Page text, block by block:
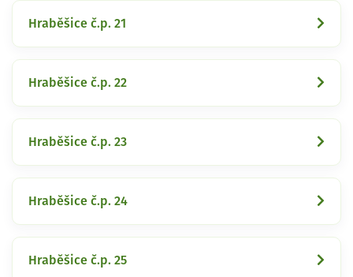
Hraběšice č.p. 21
Hraběšice č.p. 22
Hraběšice č.p. 23
Hraběšice č.p. 24
Hraběšice č.p. 25